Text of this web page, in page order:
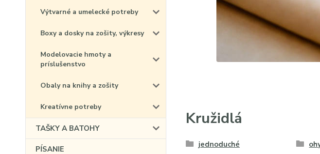
Výtvarné a umelecké potreby
Boxy a dosky na zošity, výkresy
Modelovacie hmoty a
príslušenstvo
Obaly na knihy a zošity
Kreatívne potreby
TAŠKY A BATOHY
PÍSANIE
Kružidlá
jednoduché